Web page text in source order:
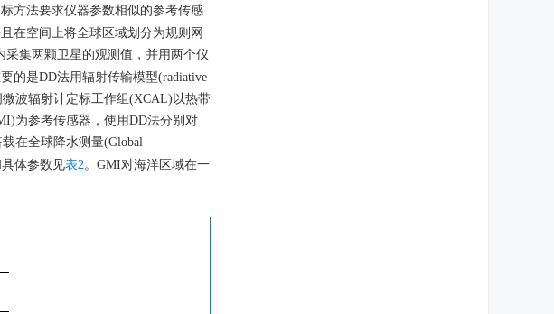
方法要求仪器参数相似的参考传感
在空间上将全球区域划分为规则网
采集两颗卫星的观测值，并用两个仪
的是DD法用辐射传输模型(radiative
波辐射计定标工作组(XCAL)以热带
为参考传感器，使用DD法分别对
在全球降水测量(Global
具体参数见表2。GMI对海洋区域在一